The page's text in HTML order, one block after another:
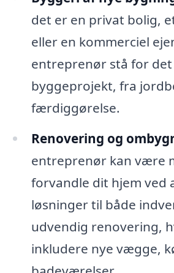
det er en privat bolig,
eller en kommerciel
entreprenør stå for det
byggeprojekt, fra
færdiggørelse.
Renovering og
entreprenør kan være
forvandle dit hjem ved
løsninger til både
udvendig renovering,
inkludere nye vægge,